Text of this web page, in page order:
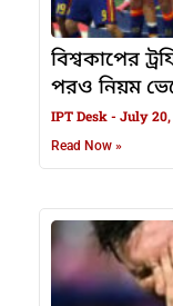
বিশ্বকাপের
পরও নিয়ম
IPT Desk July 20,
Read Now »